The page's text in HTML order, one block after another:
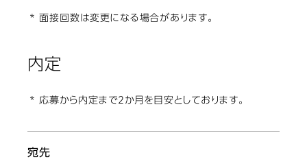
* 面接回数は変更になる場合があります。
内定
* 応募から内定まで2か月を目安としております。
宛先